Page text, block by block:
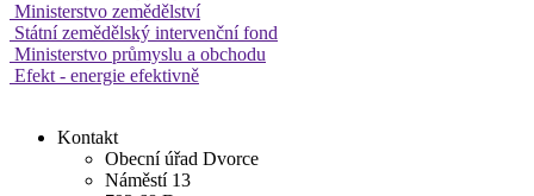
Ministerstvo zemědělství
Státní zemědělský intervenční fond
Ministerstvo průmyslu a obchodu
Efekt - energie efektivně
Kontakt
Obecní úřad Dvorce
Náměstí 13